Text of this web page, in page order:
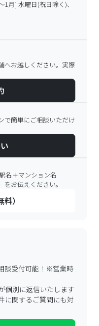
月] 水曜日(祝日除く)、
へお越しください。実際
で簡単にご相談いただけ
名＋マンション名
をお伝えください。
）
談受付可能！ ※営業時
個別に返信いたします
に関するご質問にも対